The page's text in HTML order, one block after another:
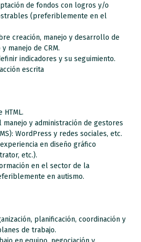
de fondos con logros y/o
(preferiblemente en el
creación, manejo y desarrollo de
manejo de CRM.
indicadores y su seguimiento.
escrita
HTML.
manejo y administración de gestores
WordPress y redes sociales, etc.
en diseño gráfico
etc.).
en el sector de la
en autismo.
planificación, coordinación y
de trabajo.